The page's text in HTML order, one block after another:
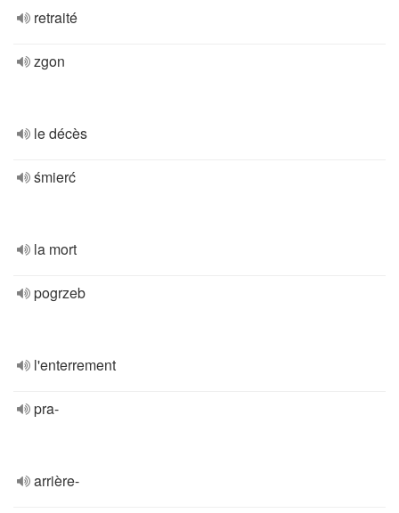
retraité
zgon
le décès
śmierć
la mort
pogrzeb
l'enterrement
pra-
arrière-